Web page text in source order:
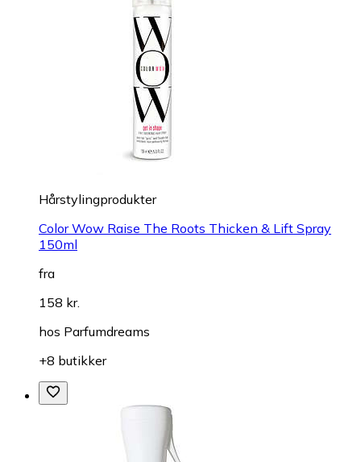
Hårstylingprodukter
Color Wow Raise The Roots Thicken & Lift Spray
150ml
fra
158 kr.
hos Parfumdreams
+8 butikker